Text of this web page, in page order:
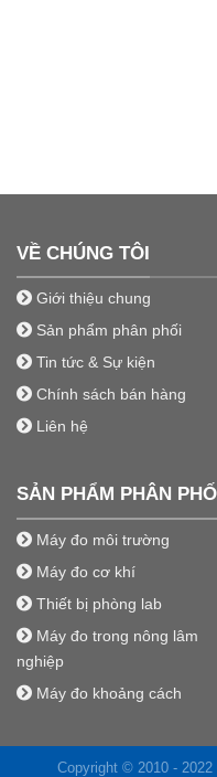
VỀ CHÚNG TÔI
Giới thiệu chung
Sản phẩm phân phối
Tin tức & Sự kiện
Chính sách bán hàng
Liên hệ
SẢN PHẨM PHÂN
Máy đo môi trường
Máy đo cơ khí
Thiết bị phòng lab
Máy đo trong nông lâm
nghiệp
Máy đo khoảng cách
Copyright © 2010 - 2022